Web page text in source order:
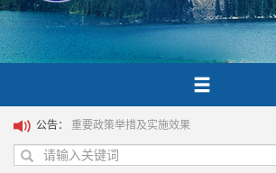
公告： 重要政策举措及实施效果